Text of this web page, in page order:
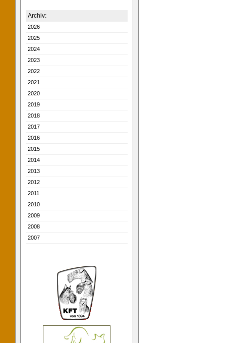
Archiv:
2026
2025
2024
2023
2022
2021
2020
2019
2018
2017
2016
2015
2014
2013
2012
2011
2010
2009
2008
2007